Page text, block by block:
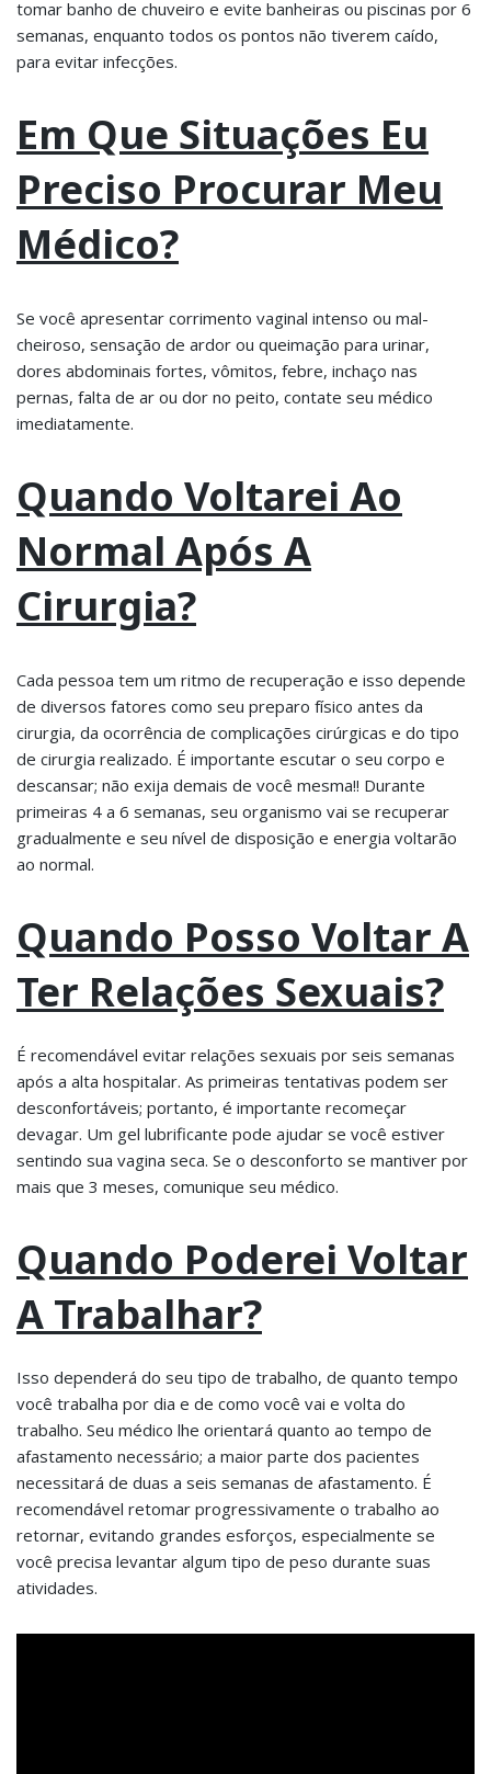
tomar banho de chuveiro e evite banheiras ou piscinas por 6
semanas, enquanto todos os pontos não tiverem caído,
para evitar infecções.
Em Que Situações Eu
Preciso Procurar Meu
Médico?
Se você apresentar corrimento vaginal intenso ou mal-
cheiroso, sensação de ardor ou queimação para urinar,
dores abdominais fortes, vômitos, febre, inchaço nas
pernas, falta de ar ou dor no peito, contate seu médico
imediatamente.
Quando Voltarei Ao
Normal Após A
Cirurgia?
Cada pessoa tem um ritmo de recuperação e isso depende
de diversos fatores como seu preparo físico antes da
cirurgia, da ocorrência de complicações cirúrgicas e do tipo
de cirurgia realizado. É importante escutar o seu corpo e
descansar; não exija demais de você mesma!! Durante
primeiras 4 a 6 semanas, seu organismo vai se recuperar
gradualmente e seu nível de disposição e energia voltarão
ao normal.
Quando Posso Voltar A
Ter Relações Sexuais?
É recomendável evitar relações sexuais por seis semanas
após a alta hospitalar. As primeiras tentativas podem ser
desconfortáveis; portanto, é importante recomeçar
devagar. Um gel lubrificante pode ajudar se você estiver
sentindo sua vagina seca. Se o desconforto se mantiver por
mais que 3 meses, comunique seu médico.
Quando Poderei Voltar
A Trabalhar?
Isso dependerá do seu tipo de trabalho, de quanto tempo
você trabalha por dia e de como você vai e volta do
trabalho. Seu médico lhe orientará quanto ao tempo de
afastamento necessário; a maior parte dos pacientes
necessitará de duas a seis semanas de afastamento. É
recomendável retomar progressivamente o trabalho ao
retornar, evitando grandes esforços, especialmente se
você precisa levantar algum tipo de peso durante suas
atividades.